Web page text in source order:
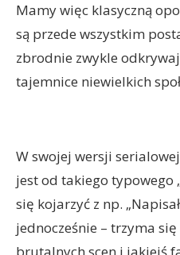
Mamy więc klasyczną
są przede wszystkim
zbrodnie zwykle
tajemnice niewielkich
W swojej wersji
jest od takiego typowego
się kojarzyć z np.
jednocześnie – trzyma